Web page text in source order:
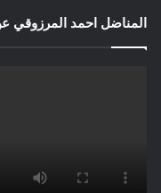
المناضل احمد